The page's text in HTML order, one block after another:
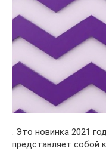
. Это новинка 2021
представляет собой